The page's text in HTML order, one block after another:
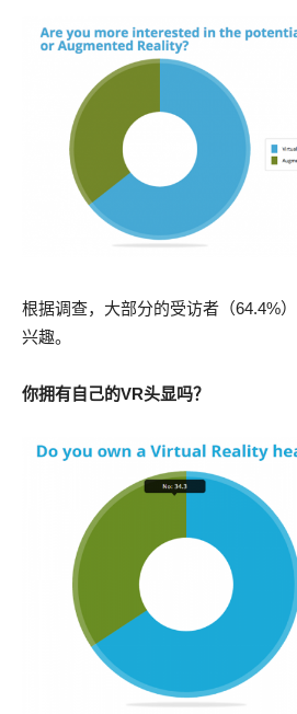
根据调查，大部分的受访者（64.4%
兴趣。
你拥有自己的VR头显吗？